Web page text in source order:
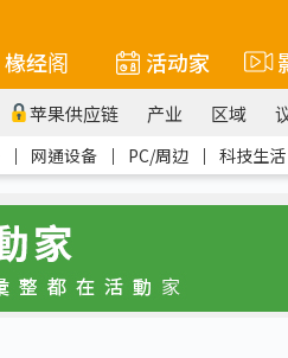
椽经阁 活动家
苹果供应链 产业 区域
｜ 网通设备 ｜ PC/周边 ｜ 科技生活